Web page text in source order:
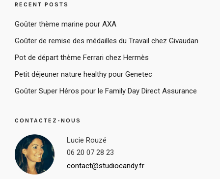
RECENT POSTS
Goûter thème marine pour AXA
Goûter de remise des médailles du Travail chez Givaudan
Pot de départ thème Ferrari chez Hermès
Petit déjeuner nature healthy pour Genetec
Goûter Super Héros pour le Family Day Direct Assurance
CONTACTEZ-NOUS
Lucie Rouzé
06 20 07 28 23
contact@studiocandy.fr